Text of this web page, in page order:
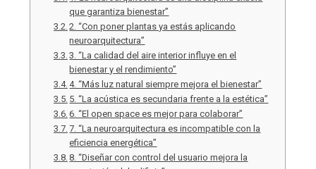
que garantiza bienestar”
2. “Con poner plantas ya estás aplicando
neuroarquitectura”
3. “La calidad del aire interior influye en el
bienestar y el rendimiento”
4. “Más luz natural siempre mejora el bienestar”
5. “La acústica es secundaria frente a la estética”
6. “El open space es mejor para colaborar”
7. “La neuroarquitectura es incompatible con la
eficiencia energética”
8. “Diseñar con control del usuario mejora la